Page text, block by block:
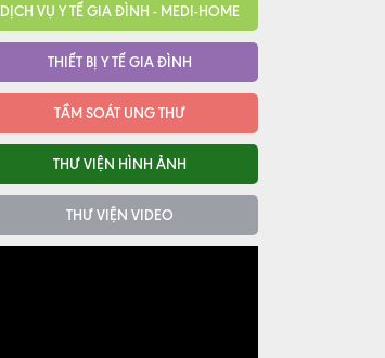
DỊCH VỤ Y TẾ GIA ĐÌNH - MEDI-HOME
THIẾT BỊ Y TẾ GIA ĐÌNH
TẦM SOÁT UNG THƯ
THƯ VIỆN HÌNH ẢNH
THƯ VIỆN VIDEO